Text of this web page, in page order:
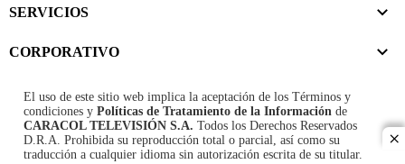
SERVICIOS
CORPORATIVO
El uso de este sitio web implica la aceptación de los Términos y
condiciones y Políticas de Tratamiento de la Información de
CARACOL TELEVISIÓN S.A. Todos los Derechos Reservados
D.R.A. Prohibida su reproducción total o parcial, así como su
traducción a cualquier idioma sin autorización escrita de su titular.